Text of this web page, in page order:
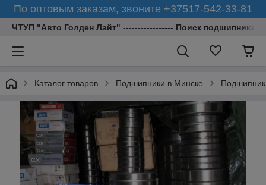
По оптовым заказам, звоните +37517-542-33-81
ЧТУП "Авто Голден Лайт" ----------------- Поиск подшипника
Каталог товаров Подшипники в Минске